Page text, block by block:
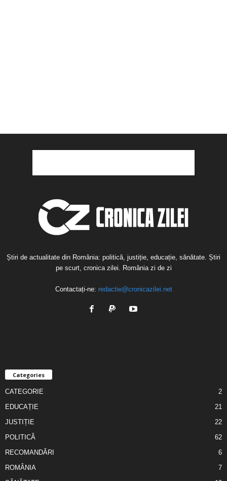
Știri de actualitate din România: politică, justiție, educație, sănătate. Știri
pe scurt, cronica zilei. România zi de zi
Contactați-ne: redactie@cronicazilei.net
Categories
CATEGORIE
2
EDUCAȚIE
21
JUSTIȚIE
22
POLITICĂ
62
RECOMANDĂRI
6
ROMÂNIA
7